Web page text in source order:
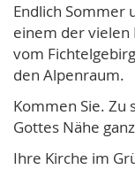
Endlich Sommer
einem der vielen
vom
den Alpenraum.
Kommen Sie.
Gottes Nähe
Ihre Kirche im